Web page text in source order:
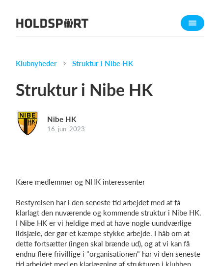
Om Holdsport
Presseomtale
Kalender
Hvad koster det?
Log på
Klubnyheder Struktur i Nibe HK
Struktur i Nibe HK
Nibe HK
16. jun. 2023
Kære medlemmer og NHK interessenter
Bestyrelsen har i den seneste tid arbejdet med at få
klarlagt den nuværende og kommende struktur i Nibe HK.
I Nibe HK er vi heldige med at have nogle uundværlige
ildsjæle, der gør et kæmpe stykke arbejde. I håb om at
dette fortsætter (ingen skal brænde ud), og at vi kan få
endnu flere frivillige i "organisationen" har vi den seneste
tid arbejdet med en klarlægning af strukturen i klubben.